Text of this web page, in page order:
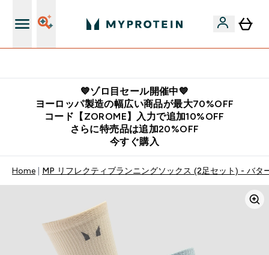
💙ゾロ目セール開催中💙
ヨーロッパ製造の幅広い商品が最大70%OFF
コード【ZOROME】入力で追加10%OFF
さらに特売品は追加20%OFF
今すぐ購入
Home MP リフレクティブランニングソックス (2足セット) - バタ